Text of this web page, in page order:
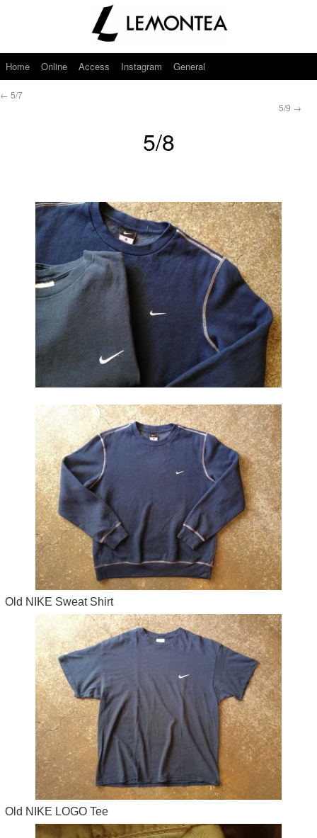
Home Online Access Instagram General
← 5/7
5/9 →
5/8
Old NIKE Sweat Shirt
Old NIKE LOGO Tee